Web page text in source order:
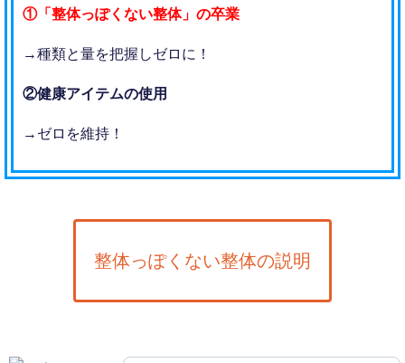
①「整体っぽくない整体」の卒業
→種類と量を把握しゼロに！
②健康アイテムの使用
→ゼロを維持！
整体っぽくない整体の説明